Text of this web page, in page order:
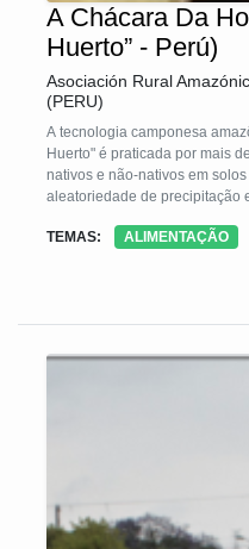
A Chácara Da
Huerto” - Perú)
Asociación Rural
(PERU)
A tecnologia camponesa
Huerto" é praticada por mais
nativos e não-nativos em
aleatoriedade de precipitação
pomares tradicionais
sintonia com as condições
TEMAS: ALIMENTAÇÃO